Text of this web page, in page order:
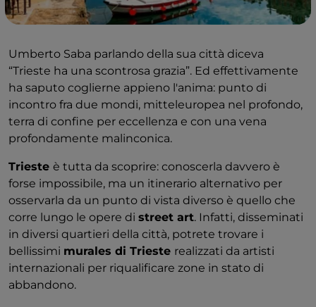
Umberto Saba parlando della sua città diceva
“Trieste ha una scontrosa grazia”. Ed effettivamente
ha saputo coglierne appieno l'anima: punto di
incontro fra due mondi, mitteleuropea nel profondo,
terra di confine per eccellenza e con una vena
profondamente malinconica.
Trieste è tutta da scoprire: conoscerla davvero è
forse impossibile, ma un itinerario alternativo per
osservarla da un punto di vista diverso è quello che
corre lungo le opere di street art. Infatti, disseminati
in diversi quartieri della città, potrete trovare i
bellissimi murales di Trieste realizzati da artisti
internazionali per riqualificare zone in stato di
abbandono.